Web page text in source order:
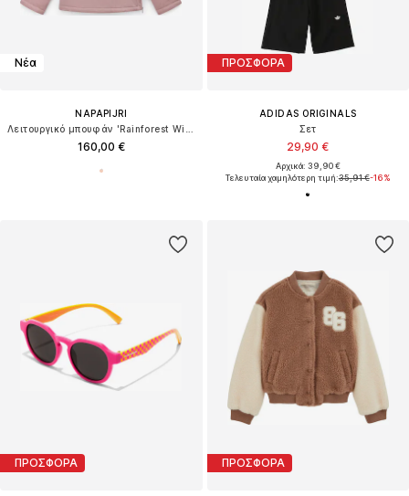
Νέα
NAPAPIJRI
160,00 €
ΠΡΟΣΦΟΡΑ
ADIDAS ORIGINALS
Σετ
29,90 €
Αρχικά: 39,90 €
Τελευταία χαμηλότερη τιμή:35,91 €-16%
ΠΡΟΣΦΟΡΑ ΠΡΟΣΦΟΡΑ